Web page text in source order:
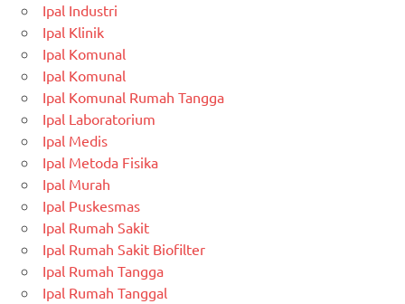
Ipal Industri
Ipal Klinik
Ipal Komunal
Ipal Komunal
Ipal Komunal Rumah Tangga
Ipal Laboratorium
Ipal Medis
Ipal Metoda Fisika
Ipal Murah
Ipal Puskesmas
Ipal Rumah Sakit
Ipal Rumah Sakit Biofilter
Ipal Rumah Tangga
Ipal Rumah Tanggal